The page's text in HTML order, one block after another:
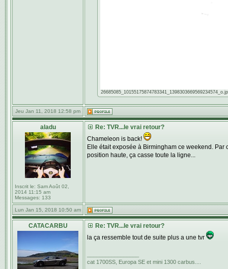
Jeu Jan 11, 2018 12:58 pm
aladu
Inscrit le: Sam Août 02,
2014 11:15 am
Messages: 133
Re: TVR...le vrai retour?
Chameleon is back!
Elle était exposée à Birmingham ce weekend.
position haute, ça casse toute la ligne...
Lun Jan 15, 2018 10:50 am
CATACARBU
Re: TVR...le vrai retour?
la ça ressemble tout de suite plus a une tvr
cat 1700SS, Europa SE et mini 1300 carbus....